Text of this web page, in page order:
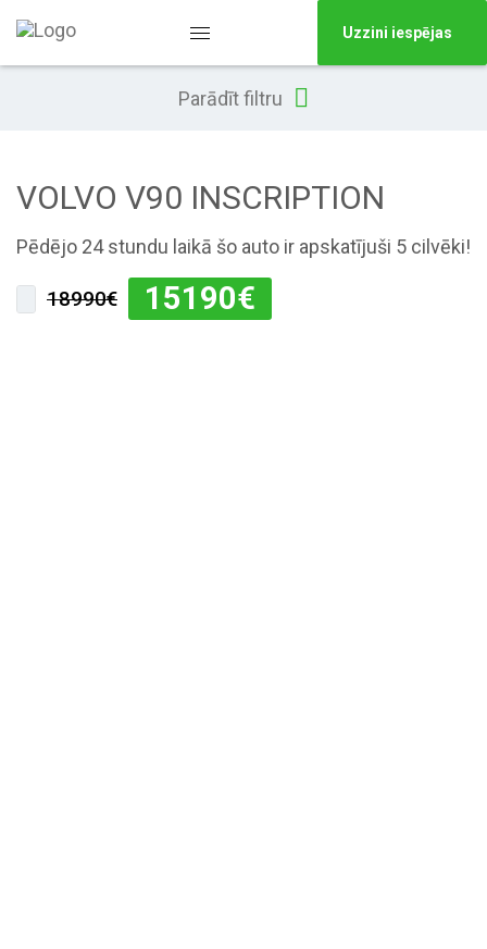
Uzzini iespējas
Parādīt filtru
VOLVO V90 INSCRIPTION
Pēdējo 24 stundu laikā šo auto ir apskatījuši 5 cilvēki!
18990€ 15190€